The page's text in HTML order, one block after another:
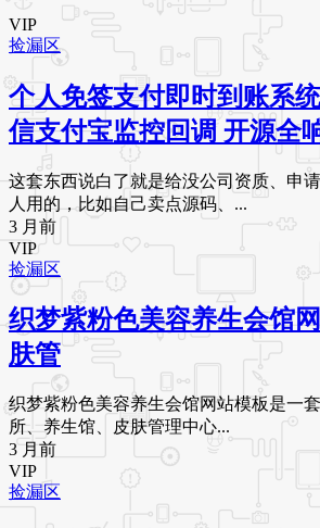
VIP
捡漏区
个人免签支付即时到账系
信支付宝监控回调 开源全
这套东西说白了就是给没公司资质、申
人用的，比如自己卖点源码、...
3 月前
VIP
捡漏区
织梦紫粉色美容养生会馆
肤管
织梦紫粉色美容养生会馆网站模板是一
所、养生馆、皮肤管理中心...
3 月前
VIP
捡漏区